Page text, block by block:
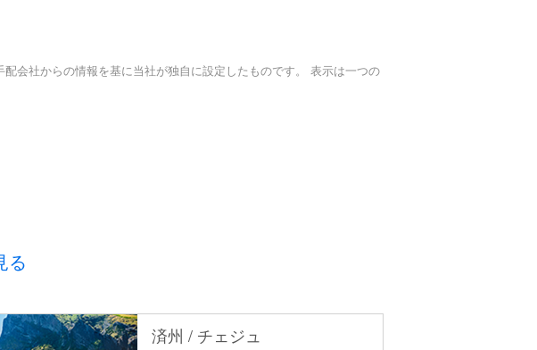
会社からの情報を基に当社が独自に設定したものです。 表示は一つの
る
済州 / チェジュ